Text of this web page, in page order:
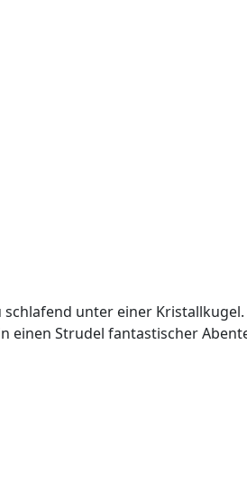
unter einer
einen Strudel fantastischer